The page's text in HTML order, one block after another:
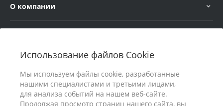
Использование файлов Cookie
Мы используем файлы cookie, разработанные
нашими специалистами и третьими лицами,
для анализа событий на нашем веб-сайте.
Продолжая просмотр страниц нашего сайта, вы
О компании